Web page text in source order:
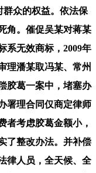
群众的权益。依法保
角。催促吴某对蒋某
系无效商标，2009年
理潘某取冯某、常州
胶葛一案中，堵塞办
署理合同仅商定律师
者考虑胶葛金额小，
了整改办法。并补偿
律人员，全天候、全